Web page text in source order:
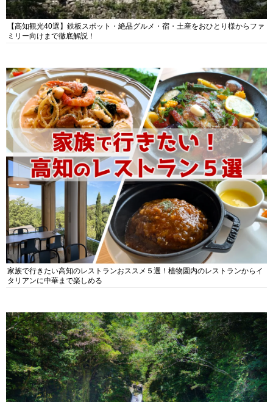
【高知観光40選】鉄板スポット・絶品グルメ・宿・土産をおひとり様からファ
ミリー向けまで徹底解説！
家族で行きたい高知のレストランおススメ５選！植物園内のレストランからイ
タリアンに中華まで楽しめる